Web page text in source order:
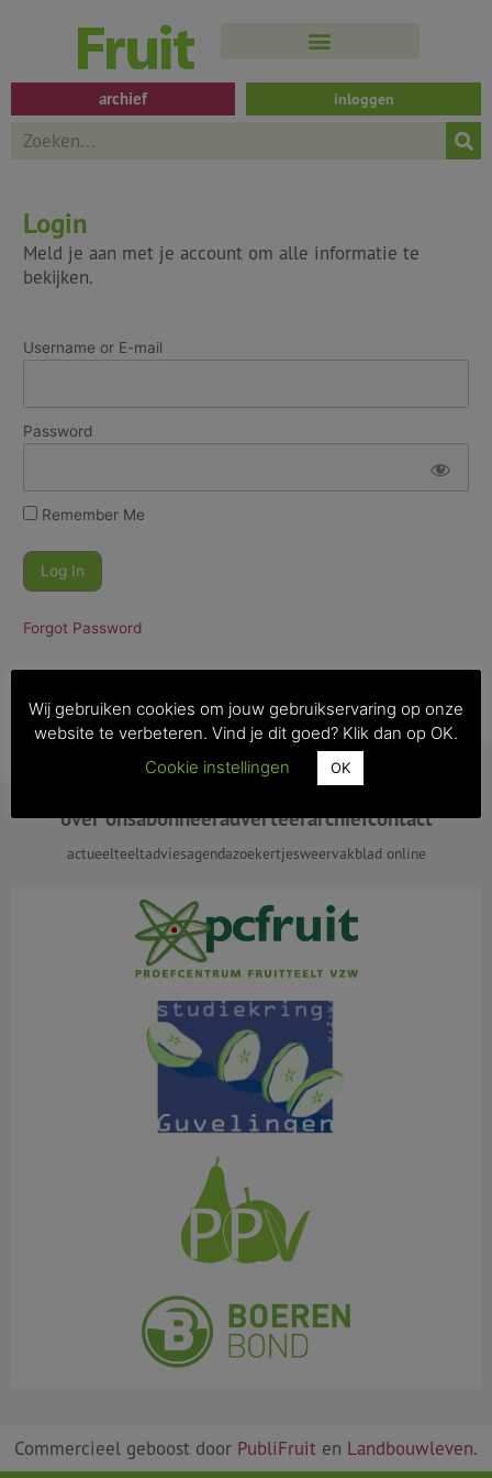
inhoud
archief inloggen
Search
Login
Meld je aan met je account om alle informatie te
bekijken.
Username or E-mail
Password
Remember Me
Forgot Password
over onsabonneeradverteerarchiefcontact
actueelteeltadviesagendazoekertjesweervakblad online
Commercieel geboost door PubliFruit en Landbouwleven.
Wij gebruiken cookies om jouw gebruikservaring op onze
website te verbeteren. Vind je dit goed? Klik dan op OK.
Cookie instellingen
OK